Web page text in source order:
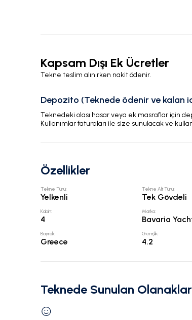
Kapsam Dışı Ek Ücretler
Tekne teslim alınırken nakit ödenir.
Depozito (Teknede ödenir ve kalan
Teknedeki olası hasar veya ek masraflar için
Kullanımlar faturaları ile size sunulacak ve
Özellikler
Tekne Türü:
Yelkenli
Tekne Alt Türü:
Tek Gövdeli
Kabin:
4
Marka:
Bavaria
Bayrak:
Greece
Genişlik:
4.2
Teknede Sunulan Olanaklar